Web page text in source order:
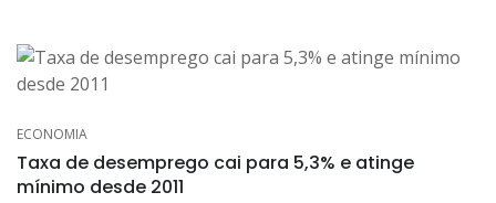
ECONOMIA
Taxa de desemprego cai para 5,3% e atinge
mínimo desde 2011